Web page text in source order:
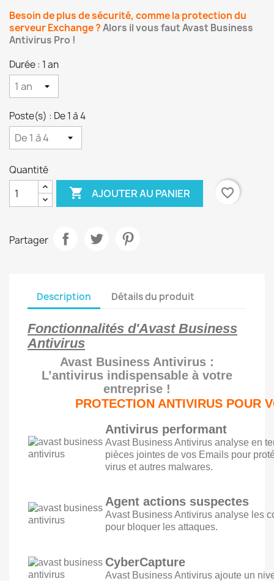
Besoin de plus de sécurité, comme la protection du
serveur Exchange ?Alors il vous faut Avast Business
Antivirus Pro !
Durée : 1 an
Poste(s) : De 1 à 4
Quantité
 AJOUTER AU PANIER favorite_border
Partager
Description Détails du produit
Fonctionnalités d'Avast Business
Antivirus
Avast Business Antivirus :
L’antivirus indispensable à votre
entreprise !
PROTECTION ANTIVIRUS POUR
Antivirus performant
Avast Business Antivirus analyse en
pièces jointes de vos Emails pour
virus et autres malwares.
Agent actions suspectes
Avast Business Antivirus analyse les
pour bloquer les attaques.
CyberCapture
Avast Business Antivirus ajoute un